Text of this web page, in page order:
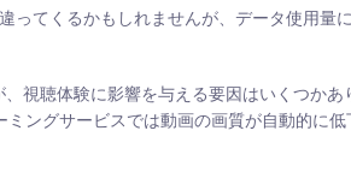
ってくるかもしれませんが、データ使用量
視聴体験に影響を与える要因はいくつかあ
ングサービスでは動画の画質が自動的に低